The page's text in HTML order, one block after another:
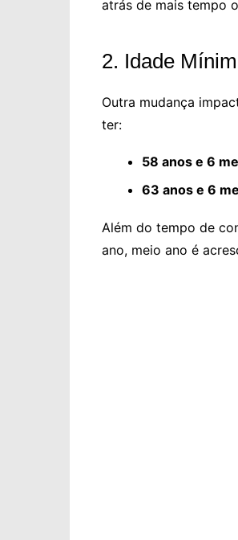
atrás de mais tempo
2. Idade
Outra mudança
ter:
58 anos e 6
63 anos e 6
Além do tempo de
ano, meio ano é